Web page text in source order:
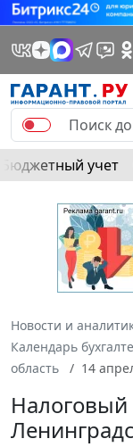
Бюджетный учет
Новости и
Календарь
область
14
Налоговый